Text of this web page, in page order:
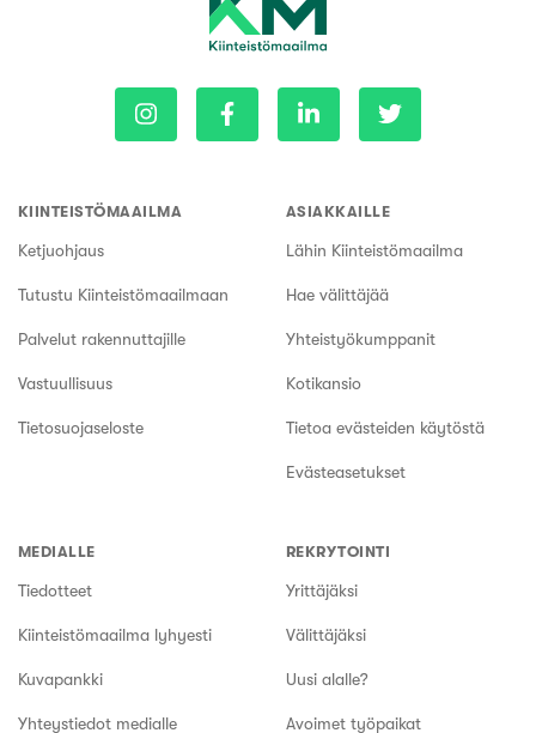
KIINTEISTÖMAAILMA
Ketjuohjaus
Tutustu Kiinteistömaailmaan
Palvelut rakennuttajille
Vastuullisuus
Tietosuojaseloste
ASIAKKAILLE
Lähin Kiinteistömaailma
Hae välittäjää
Yhteistyökumppanit
Kotikansio
Tietoa evästeiden käytöstä
Evästeasetukset
MEDIALLE
Tiedotteet
Kiinteistömaailma lyhyesti
Kuvapankki
Yhteystiedot medialle
REKRYTOINTI
Yrittäjäksi
Välittäjäksi
Uusi alalle?
Avoimet työpaikat